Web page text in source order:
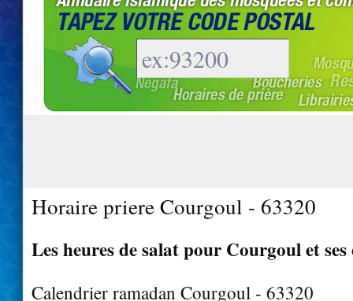
Horaire priere Courgoul - 63320
Les heures de salat pour Courgoul et
Calendrier ramadan Courgoul - 63320